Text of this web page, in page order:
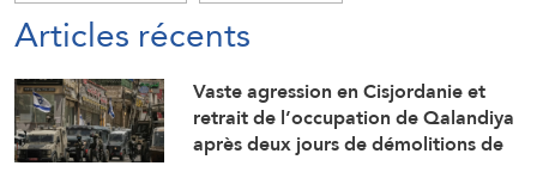
Articles récents
Vaste agression en Cisjordanie et
retrait de l’occupation de Qalandiya
après deux jours de démolitions de